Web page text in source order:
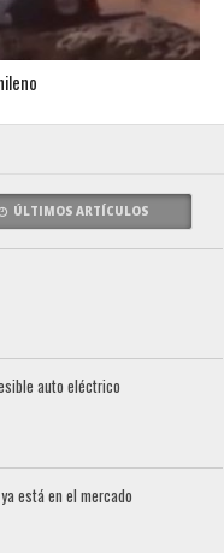
ÚLTIMOS ARTÍCULOS
auto eléctrico
está en el mercado